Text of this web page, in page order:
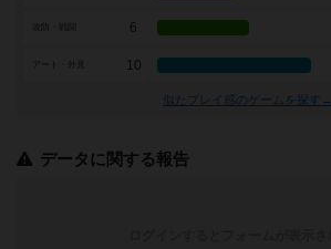
6
アート・外見 10
似たプレイ感のゲームを探す→
データに関する報告